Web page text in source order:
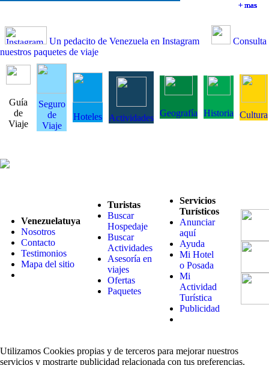
+ mas
+ mas
+ mas
+ mas
Un pedacito de Venezuela en Instagram
Consulta
nuestros paquetes de viaje
Guía
de
Viaje
Seguro
de
Viaje
Hoteles Actividades Geografía Historia Cultura
Venezuelatuya
Nosotros
Contacto
Testimonios
Mapa del sitio
Turistas
Buscar
Hospedaje
Buscar
Actividades
Asesoría en
viajes
Ofertas
Paquetes
Servicios
Turísticos
Anunciar
aquí
Ayuda
Mi Hotel
o Posada
Mi
Actividad
Turística
Publicidad
Utilizamos Cookies propias y de terceros para mejorar nuestros
servicios y mostrarte publicidad relacionada con tus preferencias.